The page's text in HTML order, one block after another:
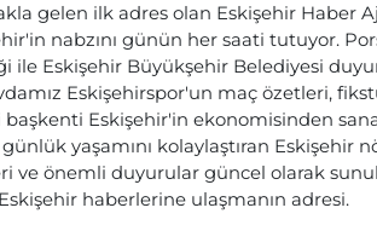
gelen ilk adres olan Eskişehir Haber
nabzını günün her saati tutuyor.
ile Eskişehir Büyükşehir Belediyesi
Eskişehirspor'un maç özetleri,
Eskişehir'in ekonomisinden
yaşamını kolaylaştıran Eskişehir
ve önemli duyurular güncel olarak
haberlerine ulaşmanın adresi.